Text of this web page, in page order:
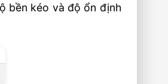
bền kéo và độ ổn định